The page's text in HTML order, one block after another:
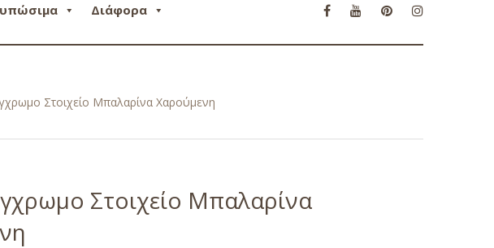
Διάφορα
Στοιχείο Μπαλαρίνα Χαρούμενη
Στοιχείο Μπαλαρίνα